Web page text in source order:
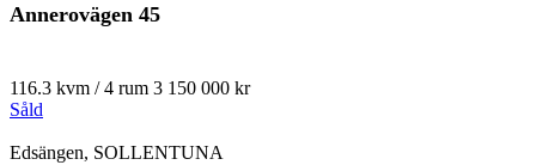
Annerovägen 45
116.3 kvm / 4 rum 3 150 000 kr
Såld
Edsängen, SOLLENTUNA